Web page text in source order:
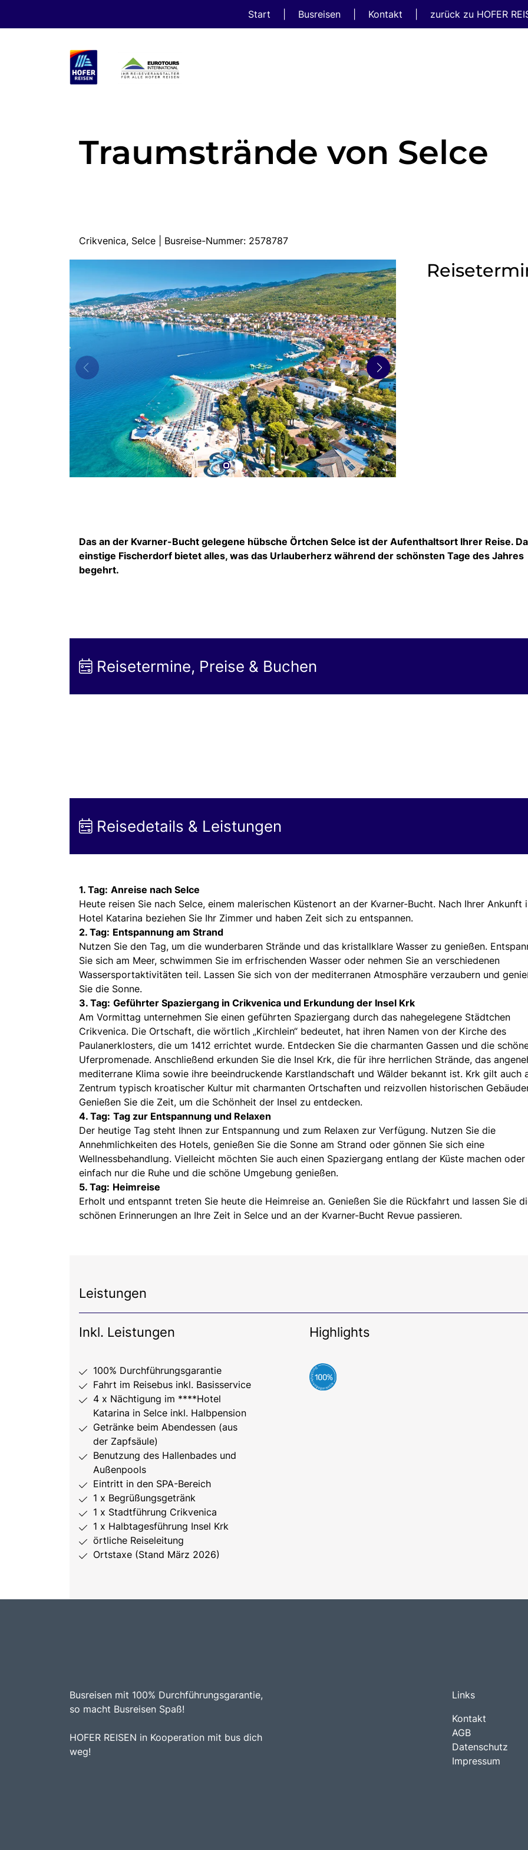
Start Busreisen Kontakt zurück zu HOFER
Traumstrände von Selce
Crikvenica, Selce | Busreise-Nummer: 2578787
Das an der Kvarner-Bucht gelegene hübsche Örtchen Selce ist der Aufenthaltsort Ihrer Reise.
einstige Fischerdorf bietet alles, was das Urlauberherz während der schönsten Tage des Jahres
begehrt.
Reisetermine, Preise & Buchen
Reisedetails & Leistungen
1. Tag: Anreise nach Selce
Heute reisen Sie nach Selce, einem malerischen Küstenort an der Kvarner-Bucht. Nach Ihrer Ankunft
Hotel Katarina beziehen Sie Ihr Zimmer und haben Zeit sich zu entspannen.
2. Tag: Entspannung am Strand
Nutzen Sie den Tag, um die wunderbaren Strände und das kristallklare Wasser zu genießen.
Sie sich am Meer, schwimmen Sie im erfrischenden Wasser oder nehmen Sie an verschiedenen
Wassersportaktivitäten teil. Lassen Sie sich von der mediterranen Atmosphäre verzaubern und
Sie die Sonne.
3. Tag: Geführter Spaziergang in Crikvenica und Erkundung der Insel Krk
Am Vormittag unternehmen Sie einen geführten Spaziergang durch das nahegelegene Städtchen
Crikvenica. Die Ortschaft, die wörtlich „Kirchlein“ bedeutet, hat ihren Namen von der Kirche des
Paulanerklosters, die um 1412 errichtet wurde. Entdecken Sie die charmanten Gassen und die
Uferpromenade. Anschließend erkunden Sie die Insel Krk, die für ihre herrlichen Strände, das
mediterrane Klima sowie ihre beeindruckende Karstlandschaft und Wälder bekannt ist. Krk gilt auch
Zentrum typisch kroatischer Kultur mit charmanten Ortschaften und reizvollen historischen
Genießen Sie die Zeit, um die Schönheit der Insel zu entdecken.
4. Tag: Tag zur Entspannung und Relaxen
Der heutige Tag steht Ihnen zur Entspannung und zum Relaxen zur Verfügung. Nutzen Sie die
Annehmlichkeiten des Hotels, genießen Sie die Sonne am Strand oder gönnen Sie sich eine
Wellnessbehandlung. Vielleicht möchten Sie auch einen Spaziergang entlang der Küste machen oder
einfach nur die Ruhe und die schöne Umgebung genießen.
5. Tag: Heimreise
Erholt und entspannt treten Sie heute die Heimreise an. Genießen Sie die Rückfahrt und lassen Sie
schönen Erinnerungen an Ihre Zeit in Selce und an der Kvarner-Bucht Revue passieren.
Leistungen
Inkl. Leistungen
100% Durchführungsgarantie
Fahrt im Reisebus inkl. Basisservice
4 x Nächtigung im ****Hotel
Katarina in Selce inkl. Halbpension
Getränke beim Abendessen (aus
der Zapfsäule)
Benutzung des Hallenbades und
Außenpools
Eintritt in den SPA-Bereich
1 x Begrüßungsgetränk
1 x Stadtführung Crikvenica
1 x Halbtagesführung Insel Krk
örtliche Reiseleitung
Ortstaxe (Stand März 2026)
Highlights
Busreisen mit 100% Durchführungsgarantie,
so macht Busreisen Spaß!
HOFER REISEN in Kooperation mit bus dich
weg!
Links
Kontakt
AGB
Datenschutz
Impressum